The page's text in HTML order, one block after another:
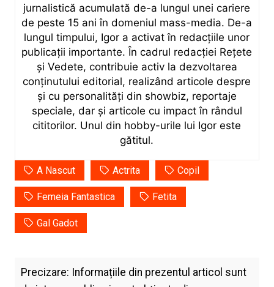
jurnalistică acumulată de-a lungul unei cariere
de peste 15 ani în domeniul mass-media. De-a
lungul timpului, Igor a activat în redacțiile unor
publicații importante. În cadrul redacției Rețete
și Vedete, contribuie activ la dezvoltarea
conținutului editorial, realizând articole despre
și cu personalități din showbiz, reportaje
speciale, dar și articole cu impact în rândul
cititorilor. Unul din hobby-urile lui Igor este
gătitul.
A Nascut Actrita Copil
Femeia Fantastica Fetita
Gal Gadot
Precizare: Informațiile din prezentul articol sunt